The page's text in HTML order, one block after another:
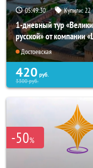
05:49:29 Купили: 22
1-дневный тур
русской» от компании
Достоевская
420 руб.
3300руб.
-50%